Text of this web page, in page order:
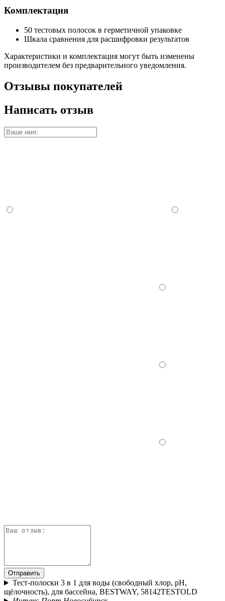
Комплектация
50 тестовых полосок в герметичной упаковке
Шкала сравнения для расшифровки результатов
Характеристики и комплектация могут быть изменены
производителем без предварительного уведомления.
Отзывы покупателей
Написать отзыв
Отправить
Тест-полоски 3 в 1 для воды (свободный хлор, pH,
щёлочность), для бассейна, BESTWAY, 58142TESTOLD